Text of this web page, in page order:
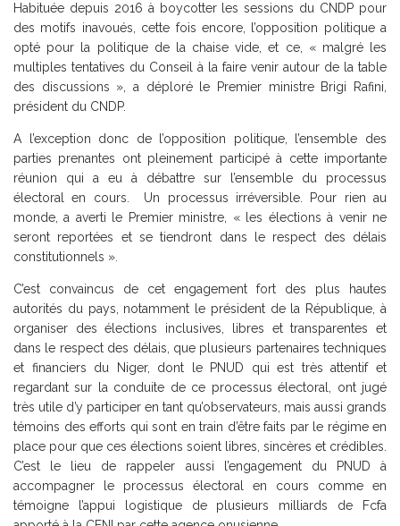
Habituée depuis 2016 à boycotter les sessions du CNDP pour
des motifs inavoués, cette fois encore, l’opposition politique a
opté pour la politique de la chaise vide, et ce, « malgré les
multiples tentatives du Conseil à la faire venir autour de la table
des discussions », a déploré le Premier ministre Brigi Rafini,
président du CNDP.
A l’exception donc de l’opposition politique, l’ensemble des
parties prenantes ont pleinement participé à cette importante
réunion qui a eu à débattre sur l’ensemble du processus
électoral en cours. Un processus irréversible. Pour rien au
monde, a averti le Premier ministre, « les élections à venir ne
seront reportées et se tiendront dans le respect des délais
constitutionnels ».
C’est convaincus de cet engagement fort des plus hautes
autorités du pays, notamment le président de la République, à
organiser des élections inclusives, libres et transparentes et
dans le respect des délais, que plusieurs partenaires techniques
et financiers du Niger, dont le PNUD qui est très attentif et
regardant sur la conduite de ce processus électoral, ont jugé
très utile d’y participer en tant qu’observateurs, mais aussi grands
témoins des efforts qui sont en train d’être faits par le régime en
place pour que ces élections soient libres, sincères et crédibles.
C’est le lieu de rappeler aussi l’engagement du PNUD à
accompagner le processus électoral en cours comme en
témoigne l’appui logistique de plusieurs milliards de Fcfa